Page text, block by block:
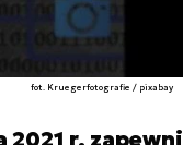
fot. Kruegerfotografie / pixabay
r. zapewni